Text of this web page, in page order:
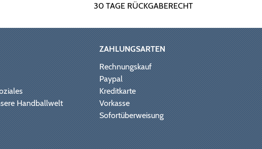
30 TAGE RÜCKGABERECHT
Handballwelt
ZAHLUNGSARTEN
Rechnungskauf
Paypal
Kreditkarte
Vorkasse
Sofortüberweisung